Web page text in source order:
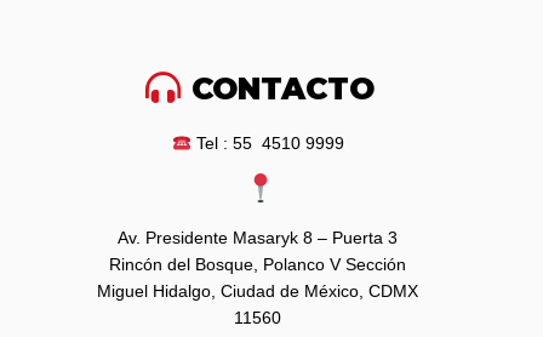
CONTACTO
Tel : 55 4510 9999
Av. Presidente Masaryk 8 – Puerta 3
Rincón del Bosque, Polanco V Sección
Miguel Hidalgo, Ciudad de México, CDMX
11560